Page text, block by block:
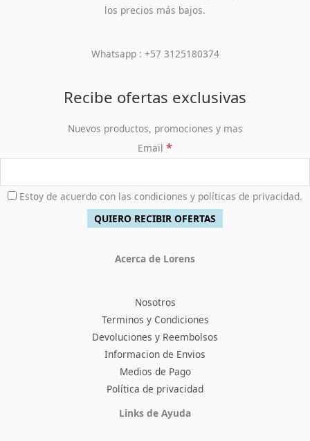
los precios más bajos.
Whatsapp : +57 3125180374
Recibe ofertas exclusivas
Nuevos productos, promociones y mas
Email *
Estoy de acuerdo con las condiciones y políticas de privacidad.
Acerca de Lorens
Nosotros
Terminos y Condiciones
Devoluciones y Reembolsos
Informacion de Envios
Medios de Pago
Política de privacidad
Links de Ayuda
Facebook
Instagram
TikTokPinterest